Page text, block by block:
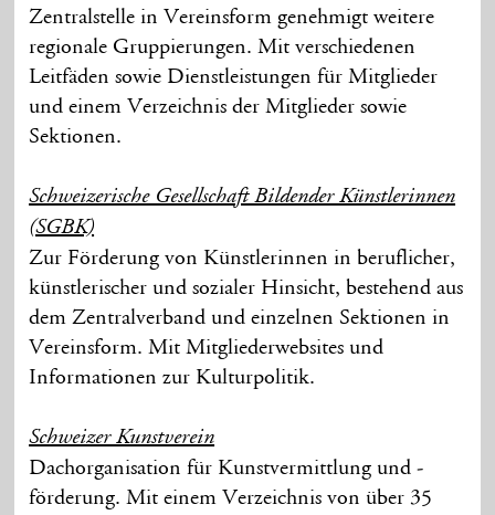
Zentralstelle in Vereinsform genehmigt weitere
regionale Gruppierungen. Mit verschiedenen
Leitfäden sowie Dienstleistungen für Mitglieder
und einem Verzeichnis der Mitglieder sowie
Sektionen.
Schweizerische Gesellschaft Bildender Künstlerinnen
(SGBK)
Zur Förderung von Künstlerinnen in beruflicher,
künstlerischer und sozialer Hinsicht, bestehend aus
dem Zentralverband und einzelnen Sektionen in
Vereinsform. Mit Mitgliederwebsites und
Informationen zur Kulturpolitik.
Schweizer Kunstverein
Dachorganisation für Kunstvermittlung und -
förderung. Mit einem Verzeichnis von über 35